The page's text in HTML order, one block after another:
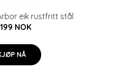
eik rustfritt stål
NOK
NÅ